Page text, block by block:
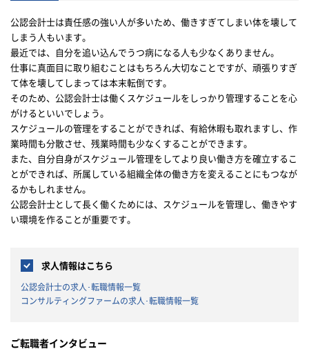
公認会計士は責任感の強い人が多いため、働きすぎてしまい体を壊して
しまう人もいます。
最近では、自分を追い込んでうつ病になる人も少なくありません。
仕事に真面目に取り組むことはもちろん大切なことですが、頑張りすぎ
て体を壊してしまっては本末転倒です。
そのため、公認会計士は働くスケジュールをしっかり管理することを心
がけるといいでしょう。
スケジュールの管理をすることができれば、有給休暇も取れますし、作
業時間も分散させ、残業時間も少なくすることができます。
また、自分自身がスケジュール管理をしてより良い働き方を確立するこ
とができれば、所属している組織全体の働き方を変えることにもつなが
るかもしれません。
公認会計士として長く働くためには、スケジュールを管理し、働きやす
い環境を作ることが重要です。
求人情報はこちら
公認会計士の求人･転職情報一覧
コンサルティングファームの求人･転職情報一覧
ご転職者インタビュー